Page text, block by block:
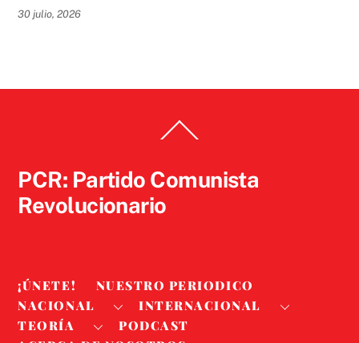
30 julio, 2026
To
PCR: Partido Comunista
Revolucionario
¡ÚNETE!
NUESTRO PERIODICO
NACIONAL
INTERNACIONAL
TEORÍA
PODCAST